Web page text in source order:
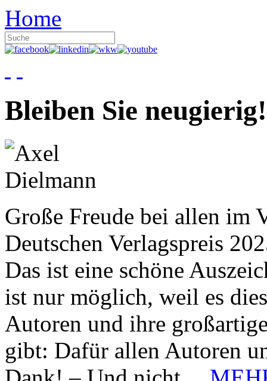
Home
Bleiben Sie neugierig!
Große Freude bei allen im
Deutschen Verlagspreis
Das ist eine schöne
ist nur möglich, weil es
Autoren und ihre
gibt: Dafür allen Autoren